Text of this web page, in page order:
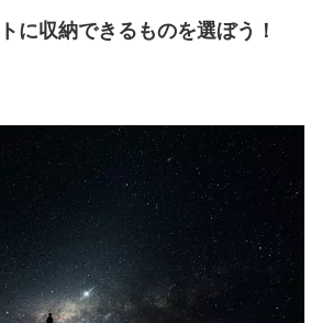
に収納できるものを選ぼう！